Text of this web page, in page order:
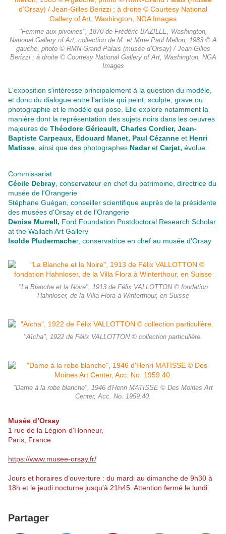
"Femme aux pivoines", 1870 de Frédéric BAZILLE, Washington,
National Gallery of Art, collection de M. et Mme Paul Mellon, 1983 © A
gauche, photo © RMN-Grand Palais (musée d’Orsay) / Jean-Gilles
Berizzi ; à droite © Courtesy National Gallery of Art, Washington, NGA
Images
L'exposition s'intéresse principalement à la question du modèle,
et donc du dialogue entre l'artiste qui peint, sculpte, grave ou
photographie et le modèle qui pose. Elle explore notamment la
manière dont la représentation des sujets noirs dans les oeuvres
majeures de Théodore Géricault, Charles Cordier, Jean-
Baptiste Carpeaux, Edouard Manet, Paul Cézanne et Henri
Matisse , ainsi que des photographes Nadaret Carjat, évolue.
Commissariat
Cécile Debray , conservateur en chef du patrimoine, directrice du
musée de l'Orangerie
Stéphane Guégan, conseiller scientifique auprès de la présidente
des musées d'Orsay et de l'Orangerie
Denise Murrell, Ford Foundation Postdoctoral Research Scholar
at the Wallach Art Gallery
Isolde Pludermacher, conservatrice en chef au musée d'Orsay
"La Blanche et la Noire", 1913 de Félix VALLOTTON © fondation
Hahnloser, de la Villa Flora à Winterthour, en Suisse
"Aïcha", 1922 de Félix VALLOTTON © collection particulière.
"Dame à la robe blanche", 1946 d'Henri MATISSE © Des Moines Art
Center, Acc. No. 1959.40.
Musée d’Orsay
1 rue de la Légion-d'Honneur,
Paris, France
https://www.musee-orsay.fr/
Jours et horaires d’ouverture : du mardi au dimanche de 9h30 à
18h et le jeudi nocturne jusqu'à 21h45. Attention fermé le lundi.
Partager